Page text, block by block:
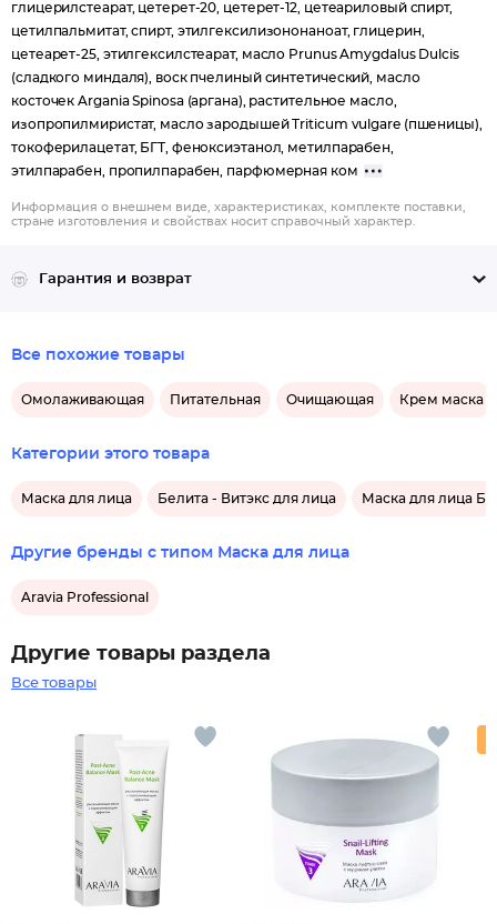
глицерилстеарат, цетерет-20, цетерет-12, цетеариловый спирт,
цетилпальмитат, спирт, этилгексилизононаноат, глицерин,
цетеарет-25, этилгексилстеарат, масло Prunus Amygdalus Dulcis
(сладкого миндаля), воск пчелиный синтетический, масло
косточек Argania Spinosa (аргана), растительное масло,
изопропилмиристат, масло зародышей Triticum vulgare (пшеницы),
токоферилацетат, БГТ, феноксиэтанол, метилпарабен,
этилпарабен, пропилпарабен, парфюмерная ком
Информация о внешнем виде, характеристиках, комплекте поставки,
стране изготовления и свойствах носит справочный характер.
Гарантия и возврат
Все похожие товары
Омолаживающая Питательная Очищающая Крем маска
Категории этого товара
Маска для лица Белита - Витэкс для лица Маска для лица
Другие бренды с типом Маска для лица
Aravia Professional
Другие товары раздела
Все товары